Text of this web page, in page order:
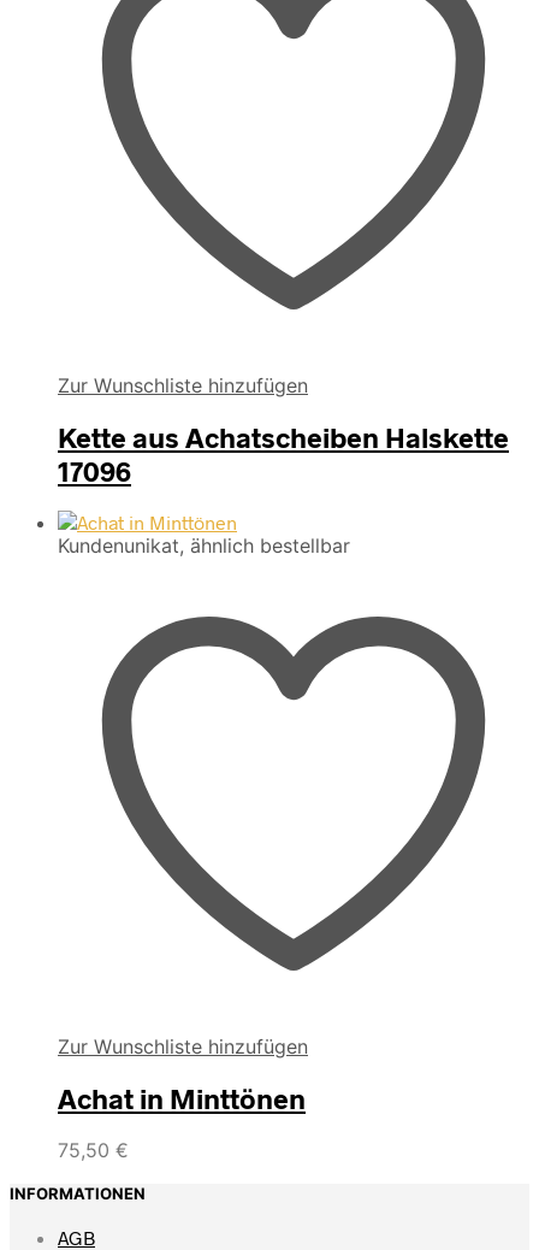
Zur Wunschliste hinzufügen
Kette aus Achatscheiben Halskette
17096
Kundenunikat, ähnlich bestellbar
Zur Wunschliste hinzufügen
Achat in Minttönen
75,50 €
INFORMATIONEN
AGB